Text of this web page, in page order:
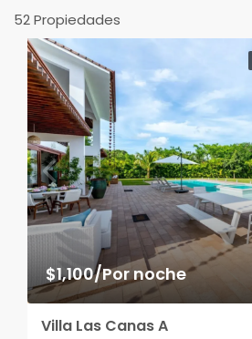
52 Propiedades
$1,100/Por noche
Villa Las Canas A